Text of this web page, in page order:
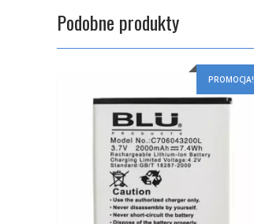
Podobne produkty
PROMOCJA!